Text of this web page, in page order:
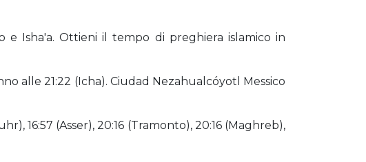
e Isha'a. Ottieni il tempo di preghiera islamico in
alle 21:22 (Icha). Ciudad Nezahualcóyotl Messico
16:57 (Asser), 20:16 (Tramonto), 20:16 (Maghreb),